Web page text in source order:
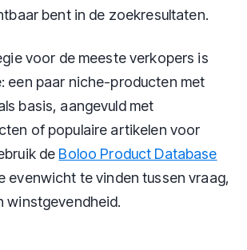
bent in de zoekresultaten.
voor de meeste verkopers is
een paar niche-producten met
basis, aangevuld met
of populaire artikelen voor
de Boloo Product Database
evenwicht te vinden tussen vraag,
winstgevendheid.